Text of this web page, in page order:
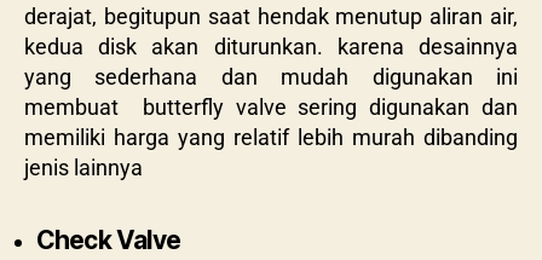
derajat, begitupun saat hendak menutup aliran air,
kedua disk akan diturunkan. karena desainnya
yang sederhana dan mudah digunakan ini
membuat butterfly valve sering digunakan dan
memiliki harga yang relatif lebih murah dibanding
jenis lainnya
Check Valve